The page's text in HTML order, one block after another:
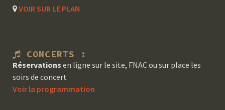
VOIR SUR LE PLAN
CONCERTS :
Réservations en ligne sur le site, FNAC ou sur place les
soirs de concert
Voir la programmation